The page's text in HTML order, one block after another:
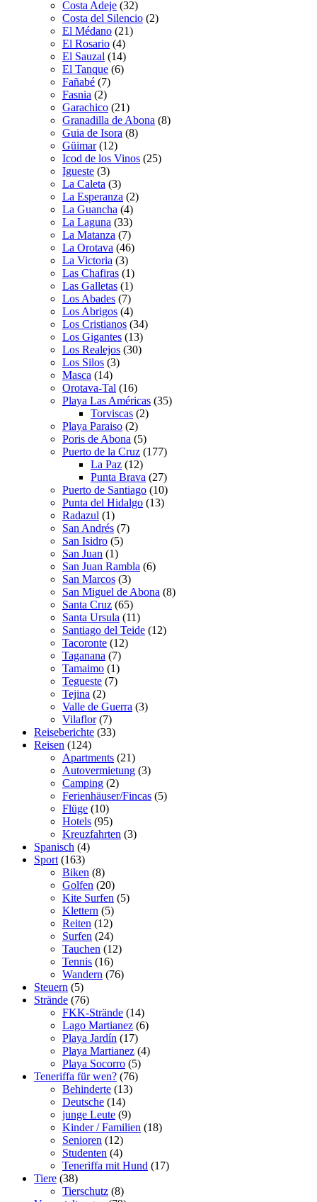
Costa Adeje (32)
Costa del Silencio (2)
El Médano (21)
El Rosario (4)
El Sauzal (14)
El Tanque (6)
Fañabé (7)
Fasnia (2)
Garachico (21)
Granadilla de Abona (8)
Guia de Isora (8)
Güimar(12)
Icod de los Vinos (25)
Igueste (3)
La Caleta (3)
La Esperanza (2)
La Guancha (4)
La Laguna (33)
La Matanza (7)
La Orotava (46)
La Victoria (3)
Las Chafiras (1)
Las Galletas (1)
Los Abades (7)
Los Abrigos (4)
Los Cristianos (34)
Los Gigantes (13)
Los Realejos (30)
Los Silos (3)
Masca (14)
Orotava-Tal (16)
Playa Las Américas (35)
Torviscas (2)
Playa Paraiso (2)
Poris de Abona (5)
Puerto de la Cruz (177)
La Paz (12)
Punta Brava (27)
Puerto de Santiago (10)
Punta del Hidalgo (13)
Radazul (1)
San Andrés (7)
San Isidro (5)
San Juan (1)
San Juan Rambla (6)
San Marcos (3)
San Miguel de Abona (8)
Santa Cruz (65)
Santa Ursula (11)
Santiago del Teide (12)
Tacoronte (12)
Taganana (7)
Tamaimo (1)
Tegueste (7)
Tejina (2)
Valle de Guerra (3)
Vilaflor(7)
Reiseberichte (33)
Reisen (124)
Apartments (21)
Autovermietung (3)
Camping (2)
Ferienhäuser/Fincas (5)
Flüge (10)
Hotels (95)
Kreuzfahrten (3)
Spanisch (4)
Sport (163)
Biken (8)
Golfen (20)
Kite Surfen (5)
Klettern (5)
Reiten (12)
Surfen (24)
Tauchen (12)
Tennis (16)
Wandern (76)
Steuern (5)
Strände (76)
FKK-Strände (14)
Lago Martianez (6)
Playa Jardí­n (17)
Playa Martianez (4)
Playa Socorro (5)
Teneriffa für wen? (76)
Behinderte (13)
Deutsche (14)
junge Leute (9)
Kinder / Familien (18)
Senioren (12)
Studenten (4)
Teneriffa mit Hund (17)
Tiere (38)
Tierschutz (8)